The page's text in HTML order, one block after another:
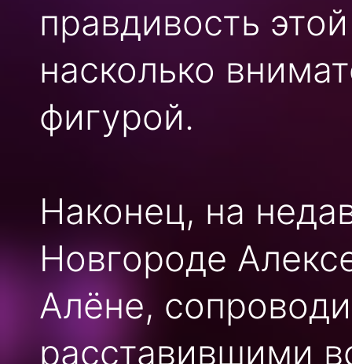
правдивость
насколько
фигурой.
Наконец, на
Новгороде
Алёне,
расставившими